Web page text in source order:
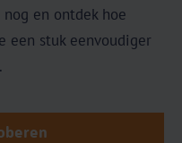
en ontdek hoe
een stuk eenvoudiger